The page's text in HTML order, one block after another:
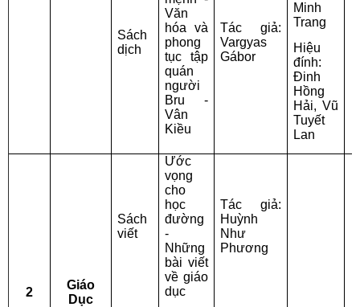
Sách
dịch
Văn
hóa và
phong
tục tập
quán
người
Bru -
Vân
Kiều
Tác giả:
Vargyas
Gábor
Minh
Trang
Hiệu
đính:
Đinh
Hồng
Hải, Vũ
Tuyết
Lan
2
Giáo
Dục
Sách
viết
Ước
vọng
cho
học
đường
-
Những
bài viết
về giáo
dục
Tác giả:
Huỳnh
Như
Phương